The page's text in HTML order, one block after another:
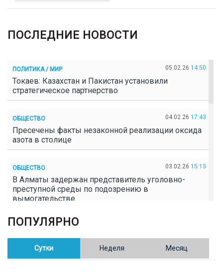
ПОСЛЕДНИЕ НОВОСТИ
ПОЛИТИКА / МИР 05.02.26 14:50
Токаев: Казахстан и Пакистан установили
стратегическое партнерство
ОБЩЕСТВО 04.02.26 17:43
Пресечены факты незаконной реализации оксида
азота в столице
ОБЩЕСТВО 03.02.26 15:13
В Алматы задержан представитель уголовно-
преступной среды по подозрению в
вымогательстве
ОБЩЕСТВО
Полицейские пресекли незаконное выращивание
конопли в Таразе
ПОПУЛЯРНО
Сутки Неделя Месяц